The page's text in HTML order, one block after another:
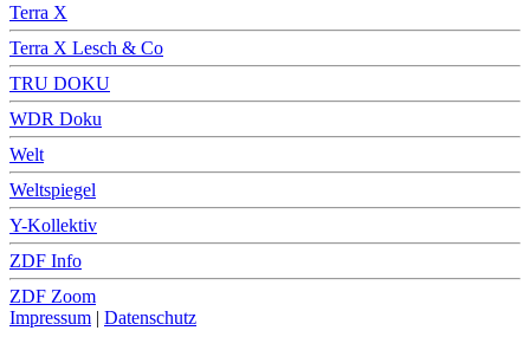
Terra X
Terra X Lesch & Co
TRU DOKU
WDR Doku
Welt
Weltspiegel
Y-Kollektiv
ZDF Info
ZDF Zoom
Impressum | Datenschutz